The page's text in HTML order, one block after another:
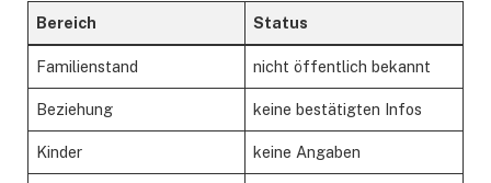
Bereich Status
Familienstand nicht öffentlich bekannt
Beziehung keine bestätigten Infos
Kinder keine Angaben